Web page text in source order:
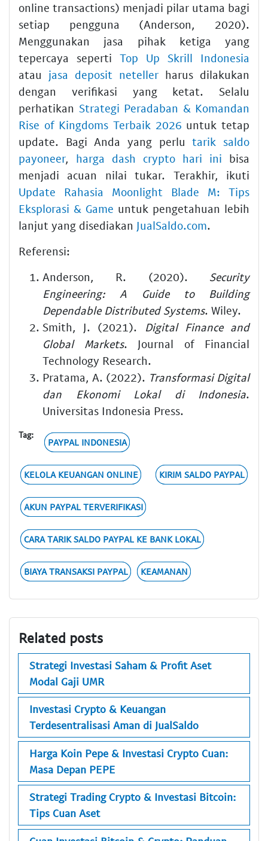
online transactions) menjadi pilar utama bagi
setiap pengguna (Anderson, 2020).
Menggunakan jasa pihak ketiga yang
tepercaya seperti Top Up Skrill Indonesia
atau jasa deposit neteller harus dilakukan
dengan verifikasi yang ketat. Selalu
perhatikan Strategi Peradaban & Komandan
Rise of Kingdoms Terbaik 2026 untuk tetap
update. Bagi Anda yang perlutarik saldo
payoneer, harga dash crypto hari ini bisa
menjadi acuan nilai tukar. Terakhir, ikuti
Update Rahasia Moonlight Blade M: Tips
Eksplorasi & Game untuk pengetahuan lebih
lanjut yang disediakan JualSaldo.com.
Referensi:
Anderson, R. (2020). Security
Engineering: A Guide to Building
Dependable Distributed Systems. Wiley.
Smith, J. (2021).
Digital Finance and
Global Markets. Journal of Financial
Technology Research.
Pratama, A. (2022). Transformasi Digital
dan Ekonomi Lokal di Indonesia.
Universitas Indonesia Press.
Tag:
PAYPAL INDONESIA
KELOLA KEUANGAN ONLINE KIRIM SALDO PAYPAL
AKUN PAYPAL TERVERIFIKASI
CARA TARIK SALDO PAYPAL KE BANK LOKAL
BIAYA TRANSAKSI PAYPAL KEAMANAN
Related posts
Strategi Investasi Saham & Profit Aset
Modal Gaji UMR
Investasi Crypto & Keuangan
Terdesentralisasi Aman di JualSaldo
Harga Koin Pepe & Investasi Crypto Cuan:
Masa Depan PEPE
Strategi Trading Crypto & Investasi Bitcoin:
Tips Cuan Aset